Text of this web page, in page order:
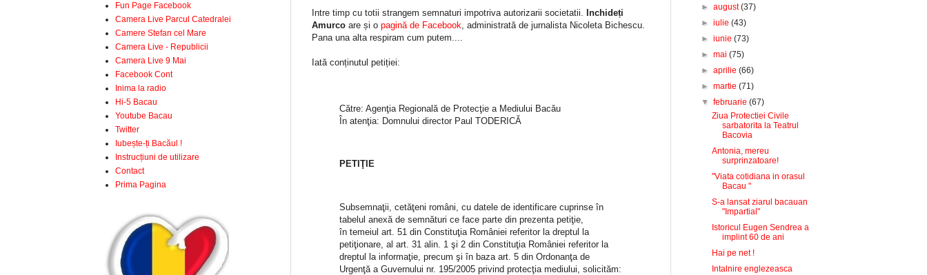
Intre timp cu totii strangem semnaturi impotriva autorizarii societatii. Inchideți
Amurco are și o pagină de Facebook , administrată de jurnalista Nicoleta Bichescu.
Pana una alta respiram cum putem....
Iată conținutul petiției:
Către: Agenţia Regională de Protecţie a Mediului Bacău
În atenţia: Domnului director Paul TODERICĂ
PETIŢIE
Subsemnaţii, cetăţeni români, cu datele de identificare cuprinse în
tabelul anexă de semnături ce face parte din prezenta petiţie,
în temeiul art. 51 din Constituţia României referitor la dreptul la
petiţionare, al art. 31 alin. 1 şi 2 din Constituţia României referitor la
dreptul la informaţie, precum şi în baza art. 5 din Ordonanţa de
Urgenţă a Guvernului nr. 195/2005 privind protecţia mediului, solicităm:
Fun Page Facebook
Camera Live Parcul Catedralei
Camere Stefan cel Mare
Camera Live - Republicii
Camera Live 9 Mai
Facebook Cont
Inima la radio
Hi-5 Bacau
Youtube Bacau
Twitter
Iubește-ți Bacăul !
Instrucțiuni de utilizare
Contact
Prima Pagina
►august(37)
►iulie(43)
►iunie(73)
►mai(75)
►aprilie(66)
►martie(71)
▼februarie(67)
Ziua Protectiei Civile
sarbatorita la Teatrul
Bacovia
Antonia, mereu
surprinzatoare!
"Viata cotidiana in orasul
Bacau "
S-a lansat ziarul bacauan
"Impartial"
Istoricul Eugen Sendrea a
implint 60 de ani
Hai pe net !
Intalnire englezeasca